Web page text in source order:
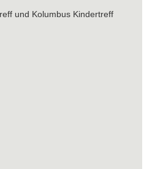
und Kolumbus Kindertreff